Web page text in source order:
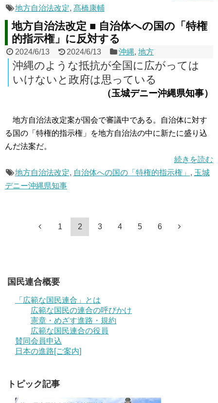
地方自治法改定, 髙橋康輔
地方自治法改定 ■ 自治体への国の「特権
的指示権」に反対する
2024/6/13 2024/6/13 沖縄,地方
沖縄のような抵抗が全国に広がっては
いけないと政府は思っている
（玉城デニー沖縄県知事）
地方自治法改定案が国会で審議中である。自治体に対す
る国の「特権的指示権」を地方自治法の中に新たに盛り込
んだ法案だ。
続きを読む
地方自治法改定, 自治体への国の「特権的指示権」 , 玉城
デニー沖縄県知事
1 2 3 4 5 6
国民連合概要
「広範な国民連合」とは
広範な国民の連合の呼びかけ
憲章・めざす進路・規約
広範な国民連合の役員
賛同会員申込
日本の進路[ご案内]
トピック記事